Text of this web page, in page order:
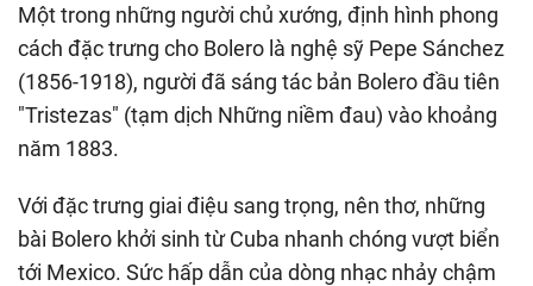
Một trong những người chủ xướng, định hình phong
cách đặc trưng cho Bolero là nghệ sỹ Pepe Sánchez
(1856-1918), người đã sáng tác bản Bolero đầu tiên
"Tristezas" (tạm dịch Những niềm đau) vào khoảng
năm 1883.
Với đặc trưng giai điệu sang trọng, nên thơ, những
bài Bolero khởi sinh từ Cuba nhanh chóng vượt biển
tới Mexico. Sức hấp dẫn của dòng nhạc nhảy chậm